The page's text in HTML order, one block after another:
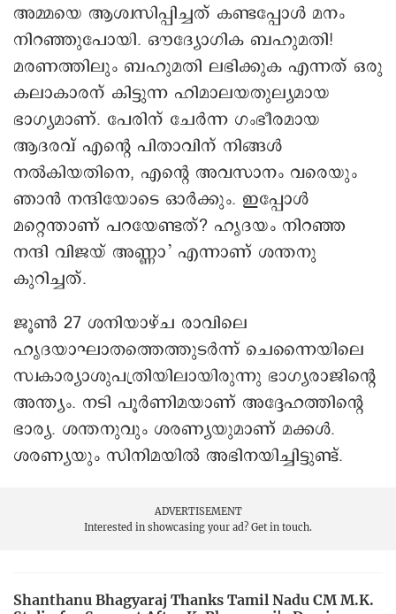
അമ്മയെ ആശ്വസിപ്പിച്ചത് കണ്ടപ്പോൾ മനം
നിറഞ്ഞുപോയി. ഔദ്യോഗിക ബഹുമതി!
മരണത്തിലും ബഹുമതി ലഭിക്കുക എന്നത് ഒരു
കലാകാരന് കിട്ടുന്ന ഹിമാലയതുല്യമായ
ഭാഗ്യമാണ്. പേരിന് ചേർന്ന ഗംഭീരമായ
ആദരവ് എന്റെ പിതാവിന് നിങ്ങൾ
നൽകിയതിനെ, എന്റെ അവസാനം വരെയും
ഞാൻ നന്ദിയോടെ ഓർക്കും. ഇപ്പോൾ
മറ്റെന്താണ് പറയേണ്ടത്? ഹൃദയം നിറഞ്ഞ
നന്ദി വിജയ് അണ്ണാ’ എന്നാണ് ശന്തനു
കുറിച്ചത്.
ജൂൺ 27 ശനിയാഴ്ച രാവിലെ
ഹൃദയാഘാതത്തെത്തുടർന്ന്‌ ചെന്നൈയിലെ
സ്വകാര്യാശുപത്രിയിലായിരുന്നു ഭാഗ്യരാജിന്റെ
അന്ത്യം. നടി പൂർണിമയാണ് അദ്ദേഹത്തിന്റെ
ഭാര്യ. ശന്തനുവും ശരണ്യയുമാണ് മക്കൾ.
ശരണ്യയും സിനിമയിൽ അഭിനയിച്ചിട്ടുണ്ട്.
ADVERTISEMENT
Interested in showcasing your ad? Get in touch.
Shanthanu Bhagyaraj Thanks Tamil Nadu CM M.K.